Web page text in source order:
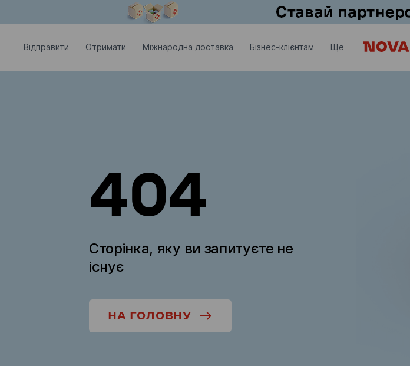
Відправити Отримати Міжнародна доставка Бізнес-клієнтам Ще
404
Сторінка, яку ви запитуєте не
існує
НА ГОЛОВНУ